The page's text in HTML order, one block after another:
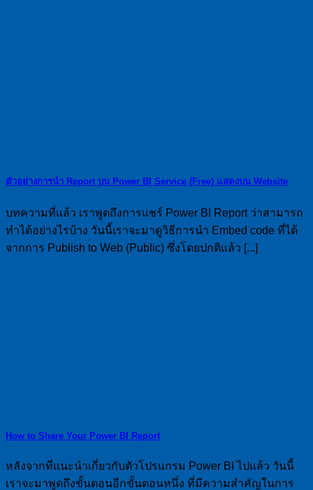
ตัวอย่างการนำ Report บน Power BI Service (Free) แสดงบน Website
บทความที่แล้ว เราพูดถึงการแชร์ Power BI Report ว่าสามารถ
ทำได้อย่างไรบ้าง วันนี้เราจะมาดูวิธีการนำ Embed code ที่ได้
จากการ Publish to Web (Public) ซึ่งโดยปกติแล้ว [...]
How to Share Your Power BI Report
หลังจากที่แนะนำเกี่ยวกับตัวโปรแกรม Power BI ไปแล้ว วันนี้
เราจะมาพูดถึงขั้นตอนอีกขั้นตอนหนึ่ง ที่มีความสำคัญในการ